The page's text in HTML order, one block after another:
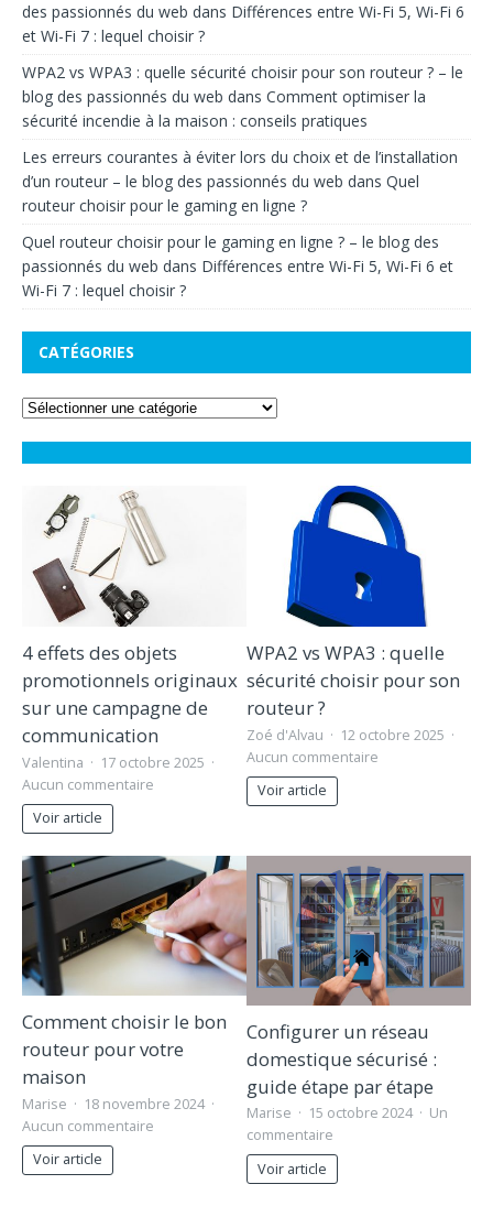
des passionnés du web dans Différences entre Wi-Fi 5, Wi-Fi 6
et Wi-Fi 7 : lequel choisir ?
WPA2 vs WPA3 : quelle sécurité choisir pour son routeur ? – le
blog des passionnés du web dans Comment optimiser la
sécurité incendie à la maison : conseils pratiques
Les erreurs courantes à éviter lors du choix et de l’installation
d’un routeur – le blog des passionnés du web dans Quel
routeur choisir pour le gaming en ligne ?
Quel routeur choisir pour le gaming en ligne ? – le blog des
passionnés du web dans Différences entre Wi-Fi 5, Wi-Fi 6 et
Wi-Fi 7 : lequel choisir ?
CATÉGORIES
4 effets des objets
promotionnels originaux
sur une campagne de
communication
Valentina
17 octobre 2025
Aucun commentaire
Voir article
WPA2 vs WPA3 : quelle
sécurité choisir pour son
routeur ?
Zoé d'Alvau
12 octobre 2025
Aucun commentaire
Voir article
Comment choisir le bon
routeur pour votre
maison
Marise
18 novembre 2024
Aucun commentaire
Voir article
Configurer un réseau
domestique sécurisé :
guide étape par étape
Marise 15 octobre 2024
Un
commentaire
Voir article